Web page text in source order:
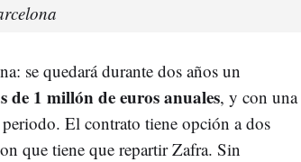
se quedará durante dos años un
de 1 millón de euros anuales, y con una
El contrato tiene opción a dos
que tiene que repartir Zafra. Sin